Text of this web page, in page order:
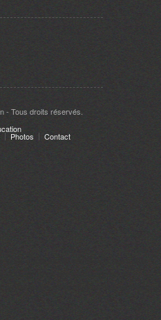
- Tous droits réservés.
Photos Contact